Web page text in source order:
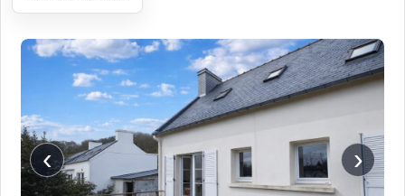
‹ ›